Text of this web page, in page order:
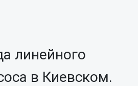
линейного
в Киевском.